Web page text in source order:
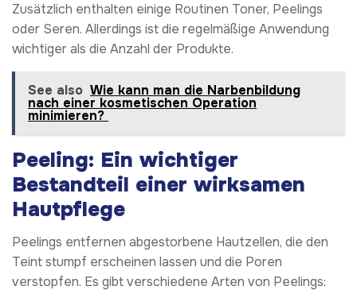
Zusätzlich enthalten einige Routinen Toner, Peelings
oder Seren. Allerdings ist die regelmäßige Anwendung
wichtiger als die Anzahl der Produkte.
See also Wie kann man die Narbenbildung
nach einer kosmetischen Operation
minimieren?
Peeling: Ein wichtiger
Bestandteil einer wirksamen
Hautpflege
Peelings entfernen abgestorbene Hautzellen, die den
Teint stumpf erscheinen lassen und die Poren
verstopfen. Es gibt verschiedene Arten von Peelings: